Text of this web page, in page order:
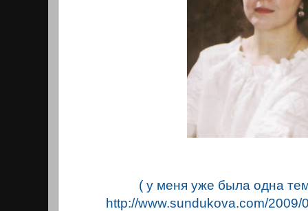
( у меня уже была одна
http://www.sundukova.com/